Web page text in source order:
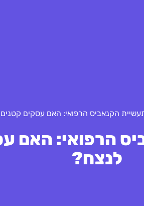
הקנאביס הרפואי: האם עסקים קטנים
הרפואי: האם
לנצח?